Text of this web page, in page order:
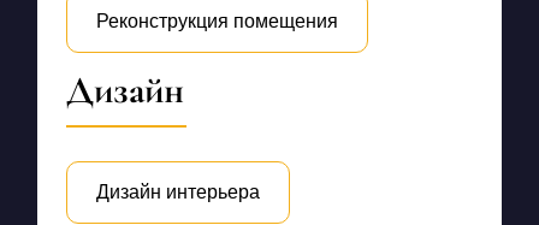
Реконструкция помещения
Дизайн
Дизайн интерьера